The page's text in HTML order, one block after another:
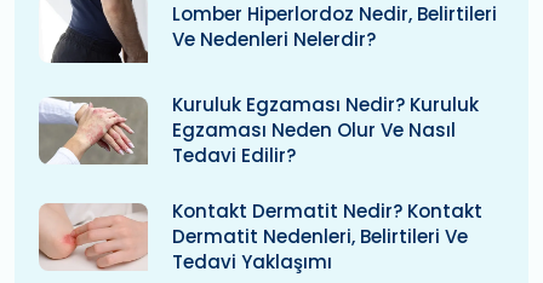
Lomber Hiperlordoz Nedir, Belirtileri
Ve Nedenleri Nelerdir?
Kuruluk Egzaması Nedir? Kuruluk
Egzaması Neden Olur Ve Nasıl
Tedavi Edilir?
Kontakt Dermatit Nedir? Kontakt
Dermatit Nedenleri, Belirtileri Ve
Tedavi Yaklaşımı